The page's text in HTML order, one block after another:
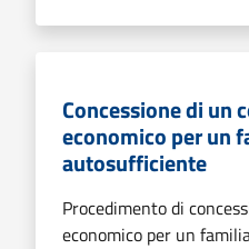
Concessione di un
economico per un
autosufficiente
Procedimento di
economico per un